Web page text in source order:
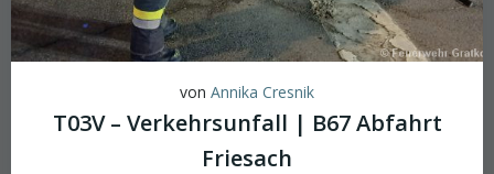
von Annika Cresnik
T03V – Verkehrsunfall | B67 Abfahrt
Friesach